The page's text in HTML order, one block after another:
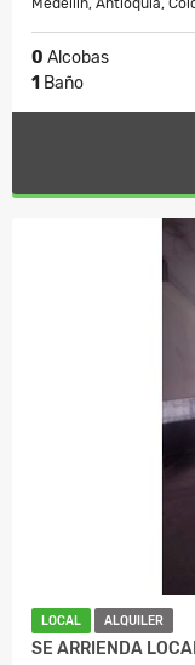
Medellín, Antioquia,
0 Alcobas
1 Baño
LOCAL ALQUILER
SE ARRIENDA